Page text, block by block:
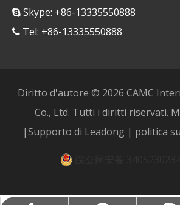
 Skype: +86-13335550888
 Tel: +86-13335550888
Diritto d'autore © 2026 CAMC
Co., Ltd. Tutti i diritti riservati.
|Supporto di Leadong | politica